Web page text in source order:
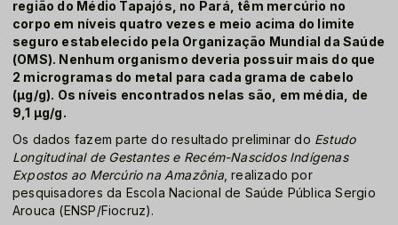
região do Médio Tapajós, no Pará, têm mercúrio no
corpo em níveis quatro vezes e meio acima do limite
seguro estabelecido pela Organização Mundial da Saúde
(OMS). Nenhum organismo deveria possuir mais do que
2 microgramas do metal para cada grama de cabelo
(µg/g). Os níveis encontrados nelas são, em média, de
9,1 µg/g.
Os dados fazem parte do resultado preliminar do Estudo
Longitudinal de Gestantes e Recém-Nascidos Indígenas
Expostos ao Mercúrio na Amazônia, realizado por
pesquisadores da Escola Nacional de Saúde Pública Sergio
Arouca (ENSP/Fiocruz).